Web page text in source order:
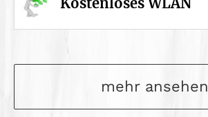
mehr ansehen